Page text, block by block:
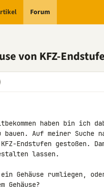
Forum
von KFZ-Endstufe
haben bin ich
Auf meiner Suche
Endstufen gestoßen.
lassen.
ein Gehäuse rumliegen,
Gehäuse?